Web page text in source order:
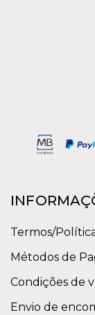
Termos/
Métodos de
Condições de
Envio de